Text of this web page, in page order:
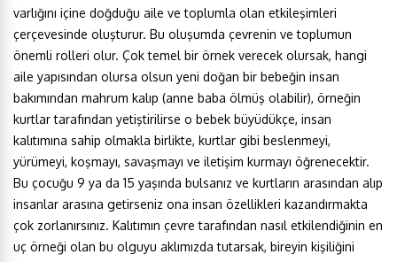
varlığını içine doğduğu aile ve toplumla olan etkileşimleri
çerçevesinde oluşturur. Bu oluşumda çevrenin ve toplumun
önemli rolleri olur. Çok temel bir örnek verecek olursak, hangi
aile yapısından olursa olsun yeni doğan bir bebeğin insan
bakımından mahrum kalıp (anne baba ölmüş olabilir), örneğin
kurtlar tarafından yetiştirilirse o bebek büyüdükçe, insan
kalıtımına sahip olmakla birlikte, kurtlar gibi beslenmeyi,
yürümeyi, koşmayı, savaşmayı ve iletişim kurmayı öğrenecektir.
Bu çocuğu 9 ya da 15 yaşında bulsanız ve kurtların arasından alıp
insanlar arasına getirseniz ona insan özellikleri kazandırmakta
çok zorlanırsınız. Kalıtımın çevre tarafından nasıl etkilendiğinin en
uç örneği olan bu olguyu aklımızda tutarsak, bireyin kişiliğini